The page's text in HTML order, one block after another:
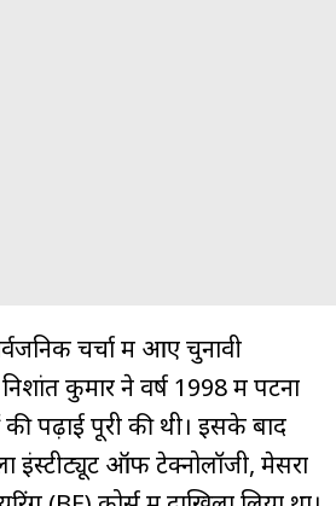
चर्चा में आए चुनावी
कुमार ने वर्ष 1998 में पटना
पढ़ाई पूरी की थी। इसके बाद
इंस्टीट्यूट ऑफ टेक्नोलॉजी, मेसरा